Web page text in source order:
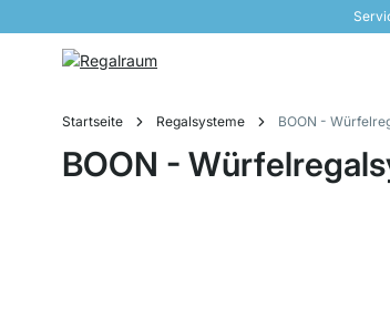
Startseite Regalsysteme BOON -
BOON -